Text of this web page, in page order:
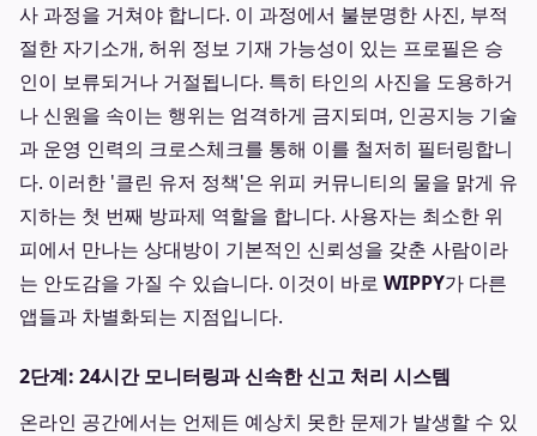
사 과정을 거쳐야 합니다. 이 과정에서 불분명한 사진, 부적
절한 자기소개, 허위 정보 기재 가능성이 있는 프로필은 승
인이 보류되거나 거절됩니다. 특히 타인의 사진을 도용하거
나 신원을 속이는 행위는 엄격하게 금지되며, 인공지능 기술
과 운영 인력의 크로스체크를 통해 이를 철저히 필터링합니
다. 이러한 '클린 유저 정책'은 위피 커뮤니티의 물을 맑게 유
지하는 첫 번째 방파제 역할을 합니다. 사용자는 최소한 위
피에서 만나는 상대방이 기본적인 신뢰성을 갖춘 사람이라
는 안도감을 가질 수 있습니다. 이것이 바로 WIPPY가 다른
앱들과 차별화되는 지점입니다.
2단계: 24시간 모니터링과 신속한 신고 처리 시스템
온라인 공간에서는 언제든 예상치 못한 문제가 발생할 수 있